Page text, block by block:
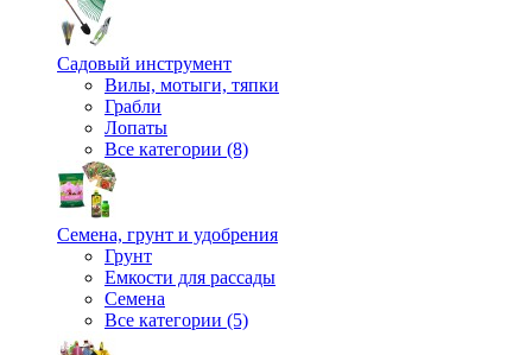
Садовый инструмент
Вилы, мотыги, тяпки
Грабли
Лопаты
Все категории (8)
Семена, грунт и удобрения
Грунт
Емкости для рассады
Семена
Все категории (5)